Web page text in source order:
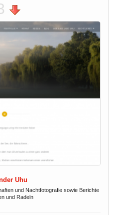
Uhu
und Nachtfotografie sowie Berichte
und Radeln